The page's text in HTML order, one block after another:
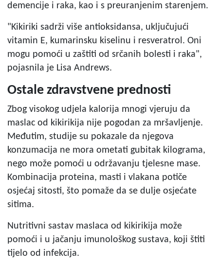
demencije i raka, kao i s preuranjenim starenjem.
"Kikiriki sadrži više antioksidansa, uključujući
vitamin E, kumarinsku kiselinu i resveratrol. Oni
mogu pomoći u zaštiti od srčanih bolesti i raka",
pojasnila je Lisa Andrews.
Ostale zdravstvene prednosti
Zbog visokog udjela kalorija mnogi vjeruju da
maslac od kikirikija nije pogodan za mršavljenje.
Međutim, studije su pokazale da njegova
konzumacija ne mora ometati gubitak kilograma,
nego može pomoći u održavanju tjelesne mase.
Kombinacija proteina, masti i vlakana potiče
osjećaj sitosti, što pomaže da se dulje osjećate
sitima.
Nutritivni sastav maslaca od kikirikija može
pomoći i u jačanju imunološkog sustava, koji štiti
tijelo od infekcija.